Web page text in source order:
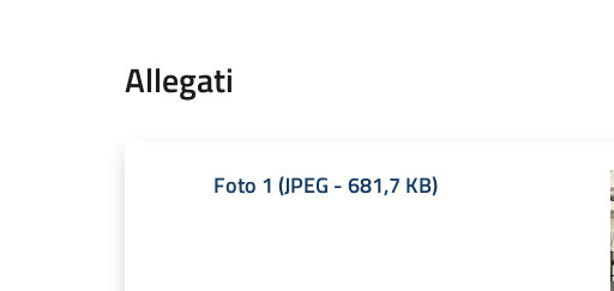
Allegati
Foto 1 (JPEG -681,7 KB)